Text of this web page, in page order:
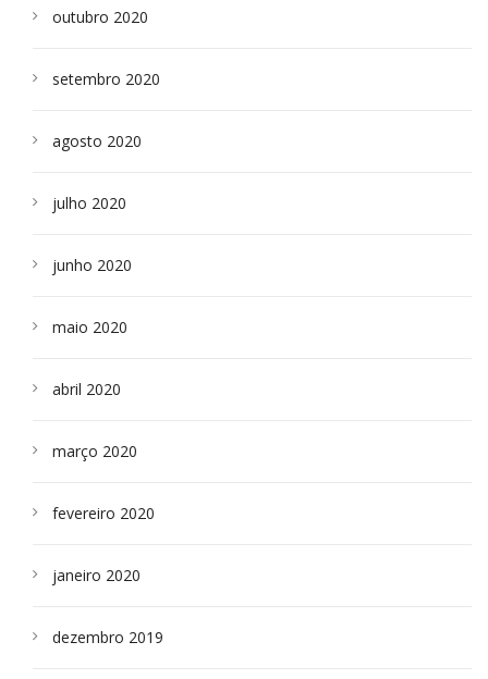
outubro 2020
setembro 2020
agosto 2020
julho 2020
junho 2020
maio 2020
abril 2020
março 2020
fevereiro 2020
janeiro 2020
dezembro 2019